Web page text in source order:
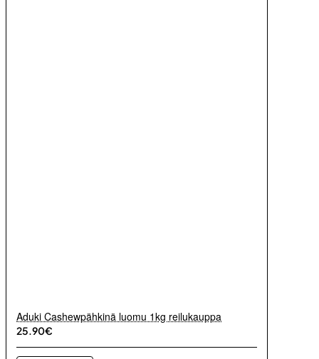
Aduki Cashewpähkinä luomu 1kg reilukauppa
25.90€